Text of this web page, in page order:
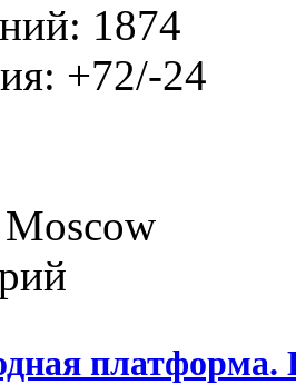
1874
+72/-24
платформа.